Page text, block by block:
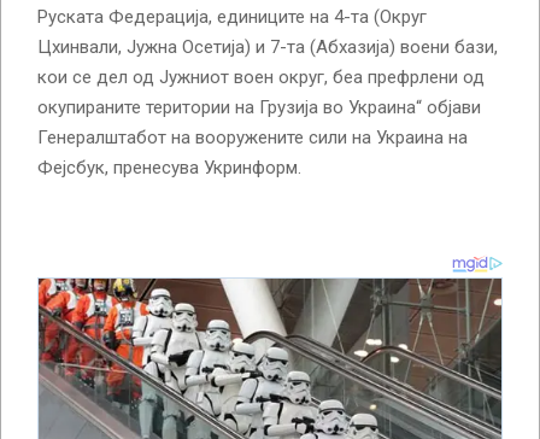
Руската Федерација, единиците на 4-та (Округ
Цхинвали, Јужна Осетија) и 7-та (Абхазија) воени бази,
кои се дел од Јужниот воен округ, беа префрлени од
окупираните територии на Грузија во Украина“ објави
Генералштабот на вооружените сили на Украина на
Фејсбук, пренесува Укринформ.